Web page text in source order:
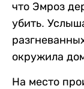
что Эмроз
убить.
окружила
На место